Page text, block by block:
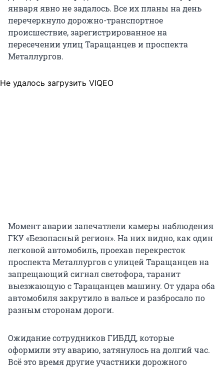
января явно не задалось. Все их планы на день
перечеркнуло дорожно-транспортное
происшествие, зарегистрированное на
пересечении улиц Таращанцев и проспекта
Металлургов.
Не удалось загрузить VIQEO
Момент аварии запечатлели камеры наблюдения
ГКУ «Безопасный регион». На них видно, как один
легковой автомобиль, проехав перекресток
проспекта Металлургов с улицей Таращанцев на
запрещающий сигнал светофора, таранит
выезжающую с Таращанцев машину. От удара оба
автомобиля закрутило в вальсе и разбросало по
разным сторонам дороги.
Ожидание сотрудников ГИБДД, которые
оформили эту аварию, затянулось на долгий час.
Всё это время другие участники дорожного